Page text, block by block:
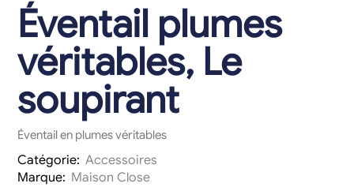
Éventail plumes
véritables, Le
soupirant
Éventail en plumes véritables
Catégorie: Accessoires
Marque: Maison Close